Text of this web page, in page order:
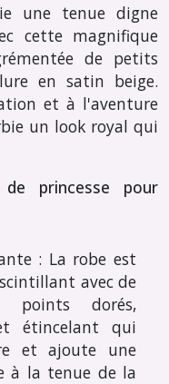
une tenue digne
cette magnifique
de petits
en satin beige.
et à l'aventure
un look royal qui
princesse pour
: La robe est
avec de
points dorés,
étincelant qui
et ajoute une
à la tenue de la